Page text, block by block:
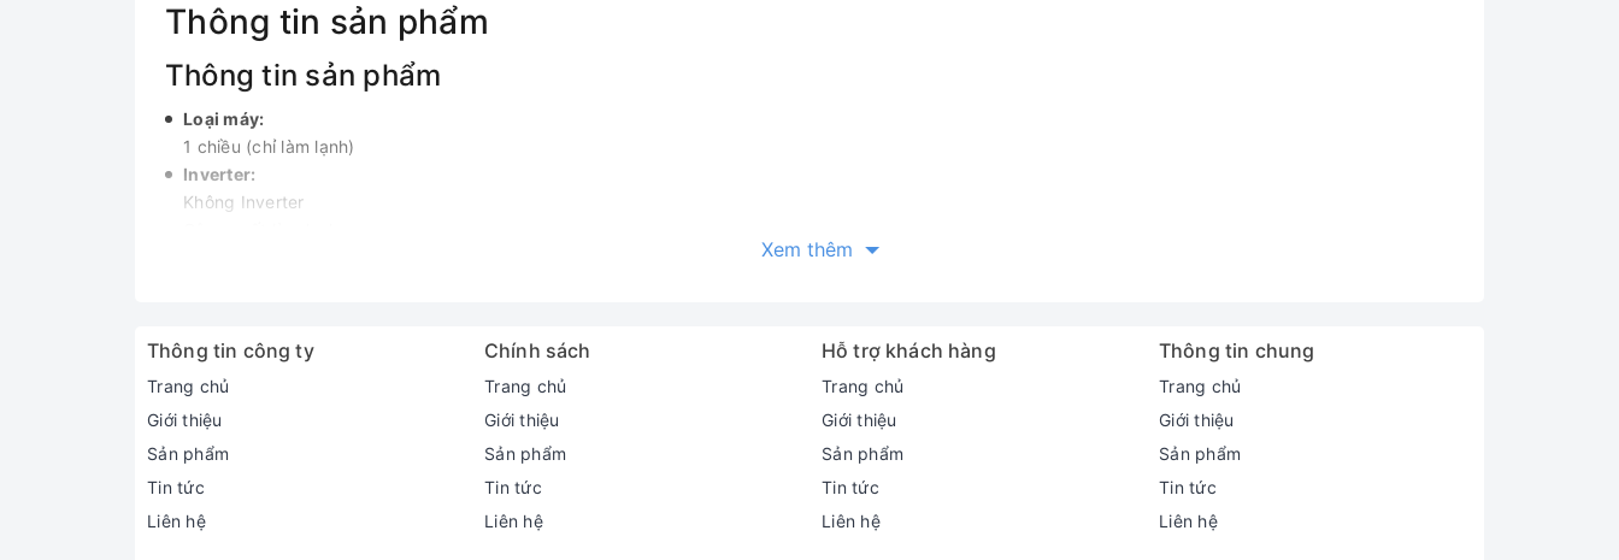
Thông tin sản phẩm
Thông tin sản phẩm
Loại máy:
1 chiều (chỉ làm lạnh)
Inverter:
Không Inverter
Độ ồn trung bình (được đo trong phòng thí nghiệm):
Dàn lạnh: 43 dB - Dàn nóng: 58 dB
Dòng sản phẩm:
2022
Sản xuất tại:
Malaysia
3 năm
Xem thêm
Thông tin công ty
Trang chủ
Giới thiệu
Sản phẩm
Tin tức
Liên hệ
Chính sách
Trang chủ
Giới thiệu
Sản phẩm
Tin tức
Liên hệ
Hỗ trợ khách hàng
Trang chủ
Giới thiệu
Sản phẩm
Tin tức
Liên hệ
Thông tin chung
Trang chủ
Giới thiệu
Sản phẩm
Tin tức
Liên hệ